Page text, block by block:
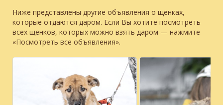
Ниже представлены другие объявления о щенках,
которые отдаются даром. Если Вы хотите посмотреть
всех щенков, которых можно взять даром — нажмите
«Посмотреть все объявления».